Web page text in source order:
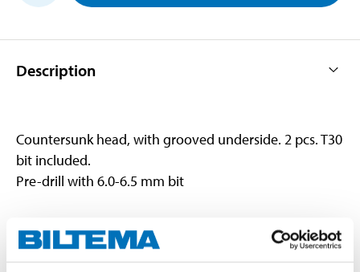
Description
Countersunk head, with grooved underside. 2 pcs. T30
bit included.
Pre-drill with 6.0-6.5 mm bit
Technical specifications